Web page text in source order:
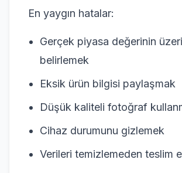
En yaygın hatalar:
Gerçek piyasa değerinin
belirlemek
Eksik ürün bilgisi paylaşmak
Düşük kaliteli fotoğraf
Cihaz durumunu gizlemek
Verileri temizlemeden teslim